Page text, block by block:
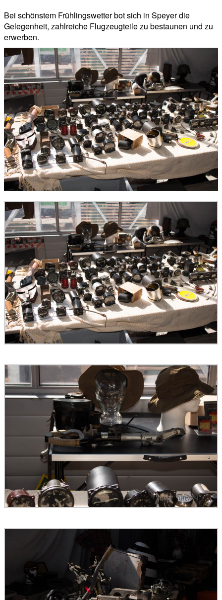
Bei schönstem Frühlingswetter bot sich in Speyer die
Gelegenheit, zahlreiche Flugzeugteile zu bestaunen und zu
erwerben.